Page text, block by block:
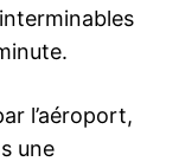
l’aéroport,
une